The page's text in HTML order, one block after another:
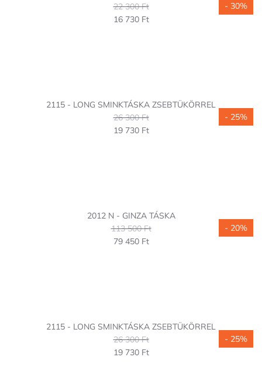
22 300 Ft
16 730 Ft
2115 - LONG SMINKTÁSKA ZSEBTÜKÖRREL
26 300 Ft
19 730 Ft
2012 N - GINZA TÁSKA
113 500 Ft
79 450 Ft
- 30%
2115 - LONG SMINKTÁSKA ZSEBTÜKÖRREL
26 300 Ft
19 730 Ft
- 25%
- 20%
- 25%